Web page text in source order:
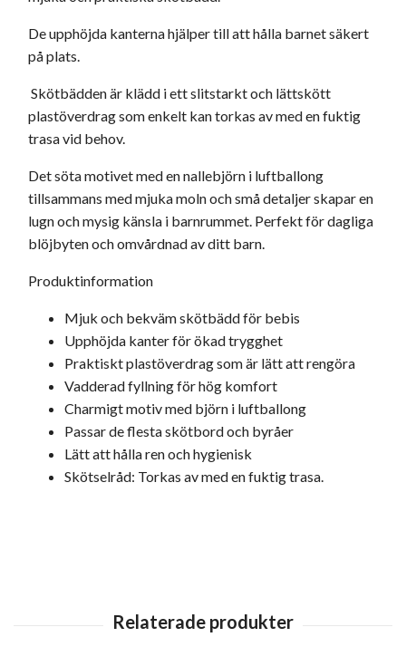
De upphöjda kanterna hjälper till att hålla barnet säkert
på plats.
Skötbädden är klädd i ett slitstarkt och lättskött
plastöverdrag som enkelt kan torkas av med en fuktig
trasa vid behov.
Det söta motivet med en nallebjörn i luftballong
tillsammans med mjuka moln och små detaljer skapar en
lugn och mysig känsla i barnrummet. Perfekt för dagliga
blöjbyten och omvårdnad av ditt barn.
Produktinformation
Mjuk och bekväm skötbädd för bebis
Upphöjda kanter för ökad trygghet
Praktiskt plastöverdrag som är lätt att rengöra
Vadderad fyllning för hög komfort
Charmigt motiv med björn i luftballong
Passar de flesta skötbord och byråer
Lätt att hålla ren och hygienisk
Skötselråd: Torkas av med en fuktig trasa.